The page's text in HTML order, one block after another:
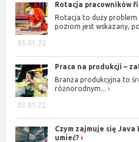
05.01.22
Rotacja pracowników
Rotacja to duży
poziom jest wskazany,
03.01.22
Praca na produkcji –
Branża produkcyjna to
różnorodnym...
Czym zajmuje się
umieć?